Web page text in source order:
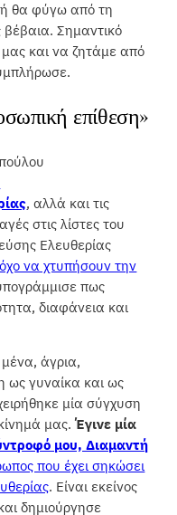
θα φύγω από τη
βέβαια. Σημαντικό
και να ζητάμε από
επίθεση»
, αλλά και τις
στις λίστες του
Ελευθερίας
να χτυπήσουν την
πως
διαφάνεια και
μένα, άγρια,
ως γυναίκα και ως
μία σύγχυση
μας.Έγινε μία
μου, Διαμαντή
που έχει σηκώσει
. Είναι εκείνος
δημιούργησε